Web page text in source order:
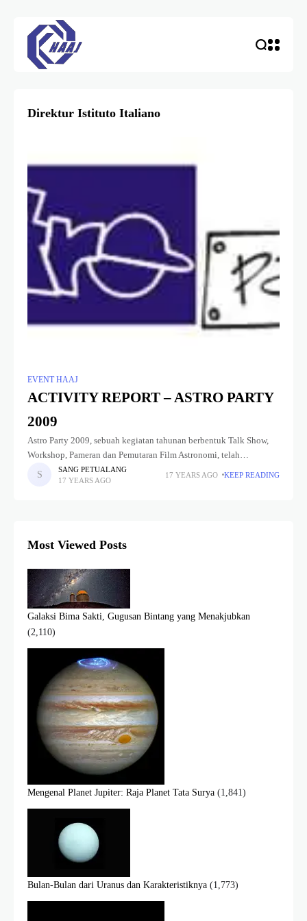
Direktur Istituto Italiano
EVENT HAAJ
ACTIVITY REPORT – ASTRO PARTY
2009
Astro Party 2009, sebuah kegiatan tahunan berbentuk Talk Show,
Workshop, Pameran dan Pemutaran Film Astronomi, telah
dilaksanakan dengan sangat baik oleh Komite Astro Party 2009.
Kegiatan yang untuk tahun ini
SANG PETUALANG
17 YEARS AGO
17 YEARS AGO KEEP READING
Most Viewed Posts
Galaksi Bima Sakti, Gugusan Bintang yang Menakjubkan
(2,110)
Mengenal Planet Jupiter: Raja Planet Tata Surya (1,841)
Bulan-Bulan dari Uranus dan Karakteristiknya (1,773)